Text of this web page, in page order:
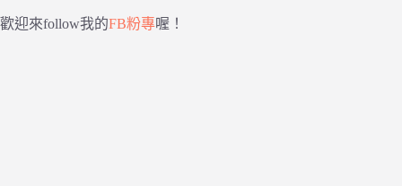
歡迎來follow我的FB粉專喔！